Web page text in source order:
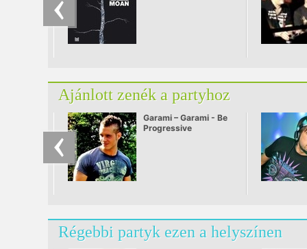
Ajánlott zenék a partyhoz
Garami – Garami - Be
Progressive
Régebbi partyk ezen a helyszínen